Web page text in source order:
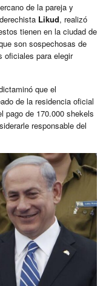
de la pareja y
Likud, realizó
tienen en la ciudad de
son sospechosas de
oficiales para elegir
que el
de la residencia oficial
pago de 170.000 shekels
responsable del